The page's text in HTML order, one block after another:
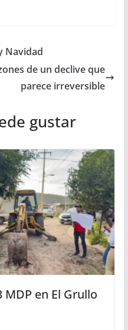
Navidad
de un declive que
parece irreversible
gustar
en El Grullo